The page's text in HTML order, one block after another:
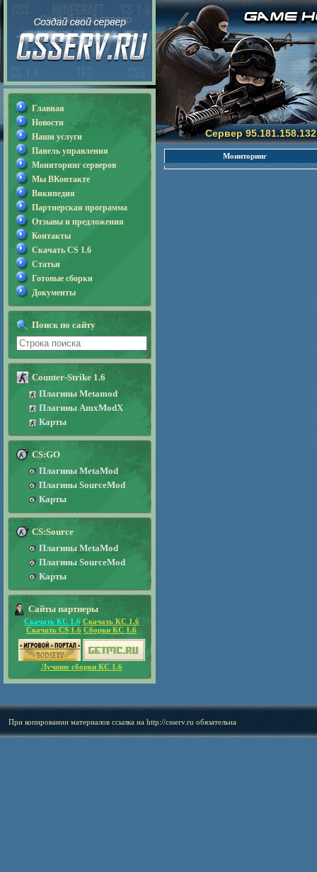
Сервер
Мониторинг
Главная
Новости
Наши услуги
Панель управления
Мониторинг серверов
Мы ВКонтакте
Википедия
Партнерская программа
Отзывы и предложения
Контакты
Скачать CS 1.6
Статьи
Готовые сборки
Документы
Поиск по сайту
Counter-Strike 1.6
Плагины Metamod
Плагины AmxModX
Карты
CS:GO
Плагины MetaMod
Плагины SourceMod
Карты
CS:Source
Плагины MetaMod
Плагины SourceMod
Карты
Сайты партнеры
Скачать КС 1.6 Скачать КС 1.6
Скачать CS 1.6 Сборки КС 1.6
Лучшие сборки КС 1.6
При копировании материалов ссылка на http://csserv.ru обязательна